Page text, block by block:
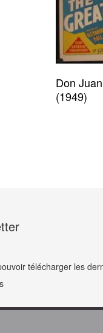
Don
(1949)
télécharger les